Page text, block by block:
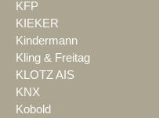
KFP
KIEKER
Kindermann
Kling & Freitag
KLOTZ AIS
KNX
Kobold